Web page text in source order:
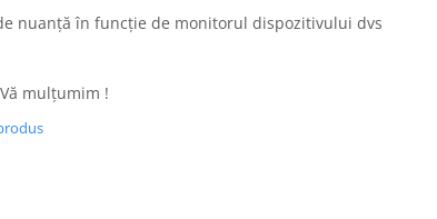
nuanță în funcție de monitorul dispozitivului dvs
mulțumim !